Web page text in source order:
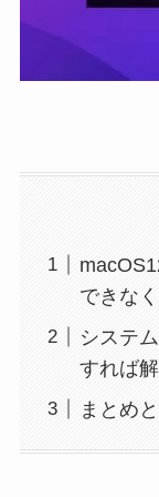
できな
システ
すれば解
まとめ